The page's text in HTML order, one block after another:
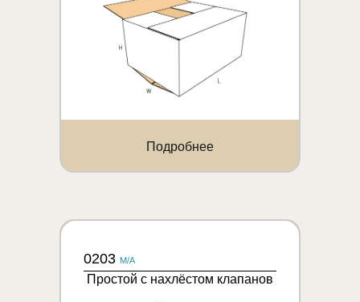
Подробнее
0203 M/A
Простой с нахлёстом клапанов